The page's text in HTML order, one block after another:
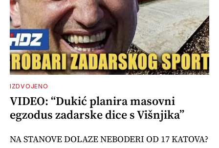
IZDVOJENO
VIDEO: “Dukić planira masovni
egzodus zadarske dice s Višnjika”
NA STANOVE DOLAZE NEBODERI OD 17 KATOVA?